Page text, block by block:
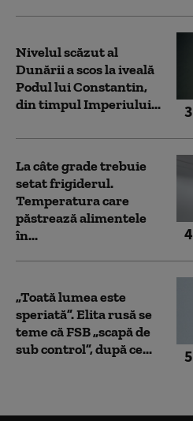
3
Nivelul scăzut al
Dunării a scos la iveală
Podul lui Constantin,
din timpul Imperiului...
4
La câte grade trebuie
setat frigiderul.
Temperatura care
păstrează alimentele
în...
5
„Toată lumea este
speriată”. Elita rusă se
teme că FSB „scapă de
sub control”, după ce...